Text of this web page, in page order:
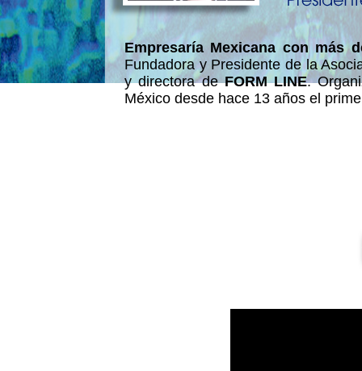
Empresaría Mexicana con más
Fundadora y Presidente de la
y directora deFORM LINE.
México desde hace 13 años el